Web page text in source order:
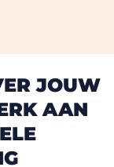
JOUW
AAN